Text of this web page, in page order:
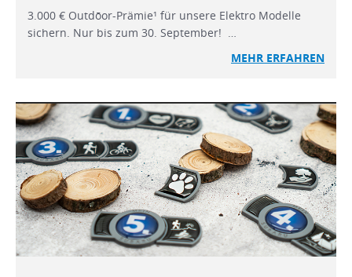
3.000 € Outdōor-Prämie¹ für unsere Elektro Modelle
sichern. Nur bis zum 30. September! …
MEHR ERFAHREN